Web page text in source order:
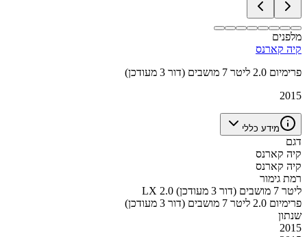
מלפנים
קיה קארנס
פרימיום 2.0 ליטר 7 מושבים (דור 3 מעודכן)
2015
מידע כללי
דגם
קיה קארנס
קיה קארנס
רמת גימור
LX 2.0 ליטר 7 מושבים (דור 3 מעודכן)
פרימיום 2.0 ליטר 7 מושבים (דור 3 מעודכן)
שנתון
2015